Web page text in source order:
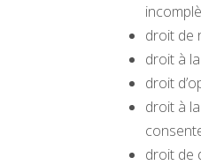
droit de
droit à
droit
droit à
droit de